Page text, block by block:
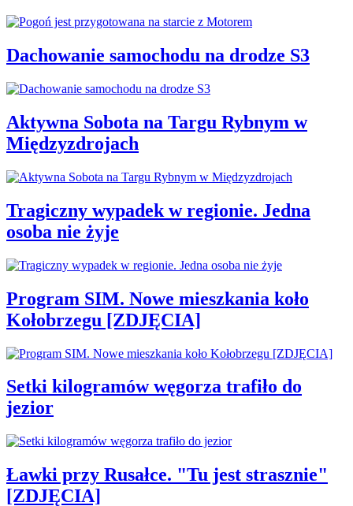
Dachowanie samochodu na drodze S3
Aktywna Sobota na Targu Rybnym w
Międzyzdrojach
Tragiczny wypadek w regionie. Jedna
osoba nie żyje
Program SIM. Nowe mieszkania koło
Kołobrzegu [ZDJĘCIA]
Setki kilogramów węgorza trafiło do
jezior
Ławki przy Rusałce. "Tu jest strasznie"
[ZDJĘCIA]